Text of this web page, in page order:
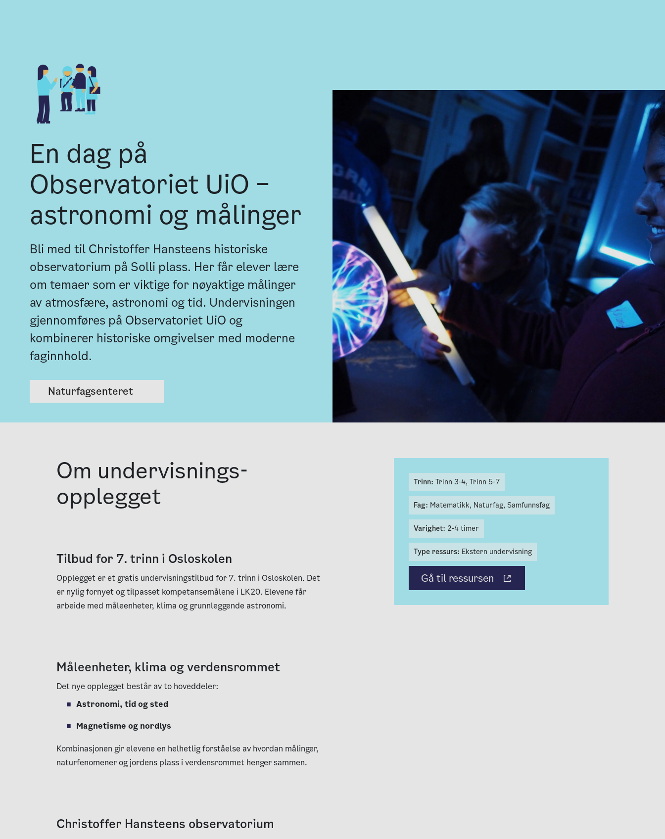
En dag på
Observatoriet UiO –
astronomi og målinger
Bli med til Christoffer Hansteens historiske
observatorium på Solli plass. Her får elever lære
om temaer som er viktige for nøyaktige målinger
av atmosfære, astronomi og tid. Undervisningen
gjennomføres på Observatoriet UiO og
kombinerer historiske omgivelser med moderne
faginnhold.
Naturfagsenteret
Om under­visnings­
opplegget
Tilbud for 7. trinn i Osloskolen
Opplegget er et gratis undervisningstilbud for 7. trinn i Osloskolen. Det
er nylig fornyet og tilpasset kompetansemålene i LK20. Elevene får
arbeide med måleenheter, klima og grunnleggende astronomi.
Måleenheter, klima og verdensrommet
Det nye opplegget består av to hoveddeler:
Astronomi, tid og sted
Magnetisme og nordlys
Kombinasjonen gir elevene en helhetlig forståelse av hvordan målinger,
naturfenomener og jordens plass i verdensrommet henger sammen.
Christoffer Hansteens observatorium
Trinn: Trinn 3-4, Trinn 5-7
Fag: Matematikk, Naturfag, Samfunnsfag
Varighet: 2-4 timer
Type ressurs: Ekstern undervisning
Gå til ressursen